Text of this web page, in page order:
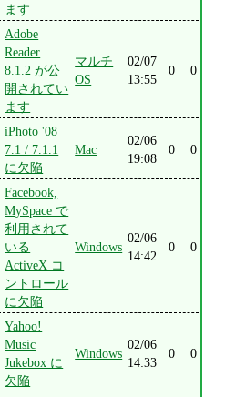
ます
Adobe
Reader
8.1.2 が公
開されてい
ます
マルチ
OS
02/07
13:55
0 0
iPhoto '08
7.1 / 7.1.1
に欠陥
Mac
02/06
19:08
0 0
Facebook,
MySpace で
利用されて
いる
ActiveX コ
ントロール
に欠陥
Windows
02/06
14:42
0 0
Yahoo!
Music
Jukebox に
欠陥
Windows
02/06
14:33
0 0